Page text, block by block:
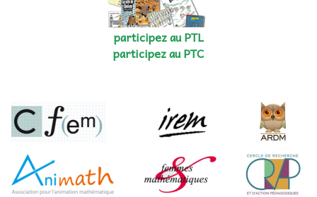
participez au PTL
participez au PTC